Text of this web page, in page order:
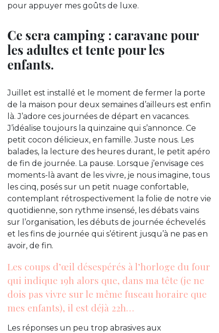
pour appuyer mes goûts de luxe.
Ce sera camping : caravane pour
les adultes et tente pour les
enfants.
Juillet est installé et le moment de fermer la porte
de la maison pour deux semaines d’ailleurs est enfin
là. J’adore ces journées de départ en vacances.
J’idéalise toujours la quinzaine qui s’annonce. Ce
petit cocon délicieux, en famille. Juste nous. Les
balades, la lecture des heures durant, le petit apéro
de fin de journée. La pause. Lorsque j’envisage ces
moments-là avant de les vivre, je nous imagine, tous
les cinq, posés sur un petit nuage confortable,
contemplant rétrospectivement la folie de notre vie
quotidienne, son rythme insensé, les débats vains
sur l’organisation, les débuts de journée échevelés
et les fins de journée qui s’étirent jusqu’à ne pas en
avoir, de fin.
Les coups d’œil désespérés à l’horloge du four
qui indique 19h alors que, dans ma tête (je ne
dois pas vivre sur le même fuseau horaire que
mes enfants), il est déjà 22h…
Les réponses un peu trop abrasives aux